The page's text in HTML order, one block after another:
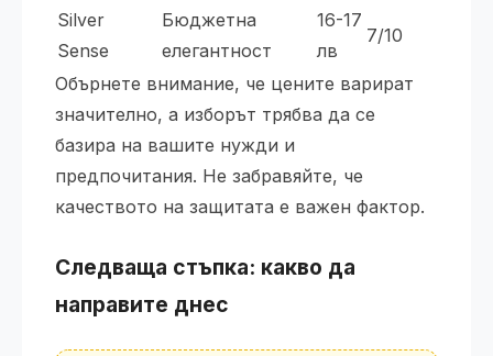
Silver
Sense
Бюджетна
елегантност
16-17
лв
7/10
Обърнете внимание, че цените варират
значително, а изборът трябва да се
базира на вашите нужди и
предпочитания. Не забравяйте, че
качеството на защитата е важен фактор.
Следваща стъпка: какво да
направите днес